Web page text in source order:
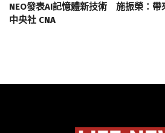
NEO發表AI記憶體新技術 施振榮：
中央社 CNA